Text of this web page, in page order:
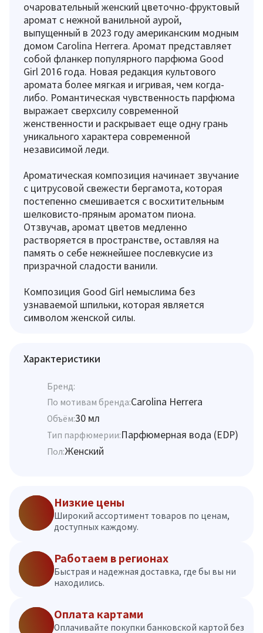
очаровательный женский цветочно-фруктовый
аромат с нежной ванильной аурой,
выпущенный в 2023 году американским модным
домом Carolina Herrera. Аромат представляет
собой фланкер популярного парфюма Good
Girl 2016 года. Новая редакция культового
аромата более мягкая и игривая, чем когда-
либо. Романтическая чувственность парфюма
выражает сверхсилу современной
женственности и раскрывает еще одну грань
уникального характера современной
независимой леди.
Ароматическая композиция начинает звучание
с цитрусовой свежести бергамота, которая
постепенно смешивается с восхитительным
шелковисто-пряным ароматом пиона.
Отзвучав, аромат цветов медленно
растворяется в пространстве, оставляя на
память о себе нежнейшее послевкусие из
призрачной сладости ванили.
Композиция Good Girl немыслима без
узнаваемой шпильки, которая является
символом женской силы.
Характеристики
Бренд:
По мотивам бренда:Carolina Herrera
Объём:30 мл
Тип парфюмерии:Парфюмерная вода (EDP)
Пол:Женский
Низкие цены
Широкий ассортимент товаров по ценам,
доступных каждому.
Работаем в регионах
Быстрая и надежная доставка, где бы вы ни
находились.
Оплата картами
Оплачивайте покупки банковской картой без